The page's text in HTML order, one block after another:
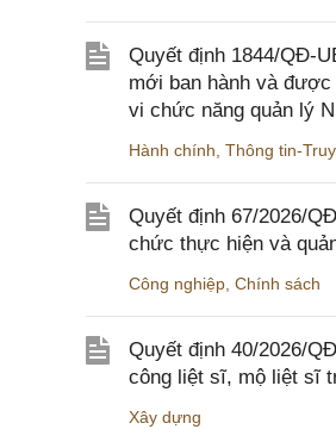
Quyết định 1844/QĐ-
mới ban hành và
vi chức năng quản lý
Hành chính Thông tin-
Quyết định 67/2026/
chức thực hiện và
Công nghiệp Chính sách
Quyết định 40/2026/
công liệt sĩ, mộ liệt sĩ
Xây dựng